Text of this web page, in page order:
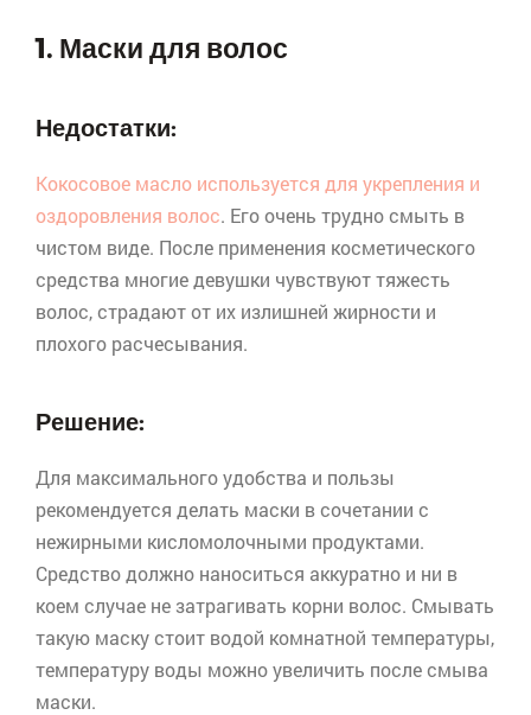
1. Маски для волос
Недостатки:
Кокосовое масло используется для укрепления и
оздоровления волос. Его очень трудно смыть в
чистом виде. После применения косметического
средства многие девушки чувствуют тяжесть
волос, страдают от их излишней жирности и
плохого расчесывания.
Решение:
Для максимального удобства и пользы
рекомендуется делать маски в сочетании с
нежирными кисломолочными продуктами.
Средство должно наноситься аккуратно и ни в
коем случае не затрагивать корни волос. Смывать
такую маску стоит водой комнатной температуры,
температуру воды можно увеличить после смыва
маски.